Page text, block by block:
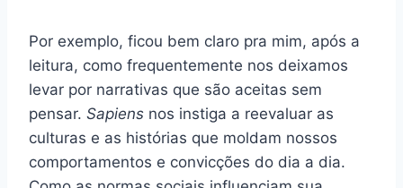
Por exemplo, ficou bem claro pra mim, após a
leitura, como frequentemente nos deixamos
levar por narrativas que são aceitas sem
pensar. Sapiens nos instiga a reevaluar as
culturas e as histórias que moldam nossos
comportamentos e convicções do dia a dia.